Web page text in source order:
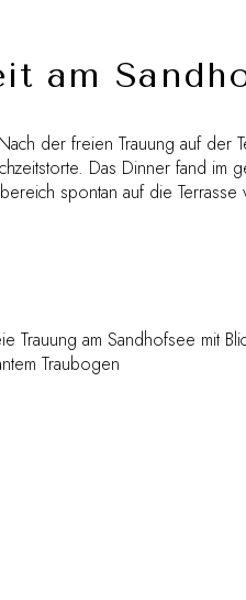
am
der freien Trauung auf der
Das Dinner fand im
spontan auf die Terrasse